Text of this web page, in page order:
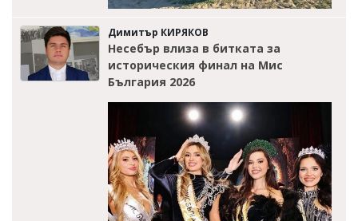
Димитър КИРЯКОВ
Несебър влиза в битката за
историческия финал на Мис
България 2026